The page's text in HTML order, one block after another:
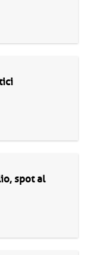
spot al